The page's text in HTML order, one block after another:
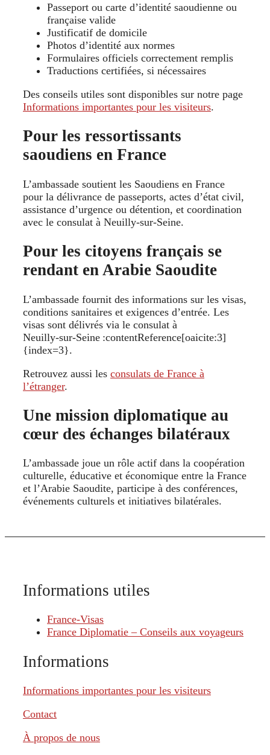
Passeport ou carte d’identité saoudienne ou
française valide
Justificatif de domicile
Photos d’identité aux normes
Formulaires officiels correctement remplis
Traductions certifiées, si nécessaires
Des conseils utiles sont disponibles sur notre page
Informations importantes pour les visiteurs.
Pour les ressortissants
saoudiens en France
L’ambassade soutient les Saoudiens en France
pour la délivrance de passeports, actes d’état civil,
assistance d’urgence ou détention, et coordination
avec le consulat à Neuilly-sur-Seine.
Pour les citoyens français se
rendant en Arabie Saoudite
L’ambassade fournit des informations sur les visas,
conditions sanitaires et exigences d’entrée. Les
visas sont délivrés via le consulat à
Neuilly‑sur‑Seine :contentReference[oaicite:3]
{index=3}.
Retrouvez aussi les consulats de France à
l’étranger.
Une mission diplomatique au
cœur des échanges bilatéraux
L’ambassade joue un rôle actif dans la coopération
culturelle, éducative et économique entre la France
et l’Arabie Saoudite, participe à des conférences,
événements culturels et initiatives bilatérales.
Informations utiles
France-Visas
France Diplomatie – Conseils aux voyageurs
Informations
Informations importantes pour les visiteurs
Contact
À propos de nous